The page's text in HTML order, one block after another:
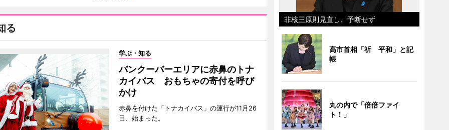
る
学ぶ・知る
バンクーバーエリアに赤鼻のトナ
カイバス おもちゃの寄付を呼び
かけ
赤鼻を付けた「トナカイバス」の運行が11月26
日、始まった。
非核三原則見直し、予断せず
高市首相「祈 平和」と記
帳
丸の内で「倍倍ファイ
ト！」